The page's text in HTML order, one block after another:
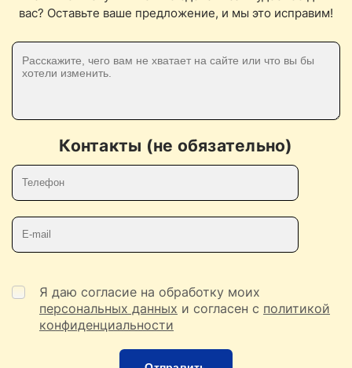
вас? Оставьте ваше предложение, и мы это исправим!
Контакты (не обязательно)
Я даю согласие на обработку моих
персональных данных и согласен с политикой
конфиденциальности